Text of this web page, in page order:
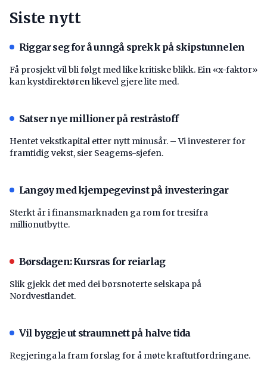
Siste nytt
Riggar seg for å unngå sprekk på skipstunnelen
Få prosjekt vil bli følgt med like kritiske blikk. Ein «x-faktor»
kan kystdirektøren likevel gjere lite med.
Satser nye millioner på restråstoff
Hentet vekstkapital etter nytt minusår. – Vi investerer for
framtidig vekst, sier Seagems-sjefen.
Langøy med kjempegevinst på investeringar
Sterkt år i finansmarknaden ga rom for tresifra
millionutbytte.
Børsdagen: Kursras for reiarlag
Slik gjekk det med dei børsnoterte selskapa på
Nordvestlandet.
Vil byggje ut straumnett på halve tida
Regjeringa la fram forslag for å møte kraftutfordringane.